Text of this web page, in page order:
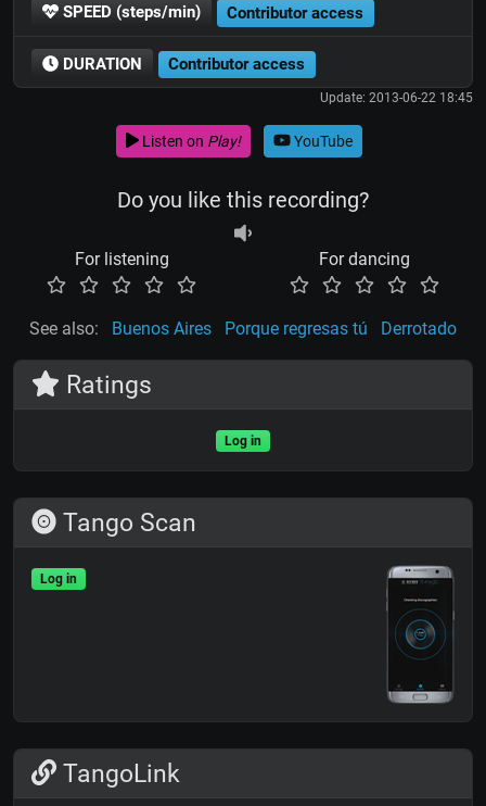
SPEED (steps/min) Contributor access
DURATION Contributor access
Update: 2013-06-22 18:45
Listen on Play! YouTube
Do you like this recording?
For listening For dancing
See also: Buenos Aires Porque regresas tú Derrotado
Ratings
Log in
Tango Scan
Log in
TangoLink